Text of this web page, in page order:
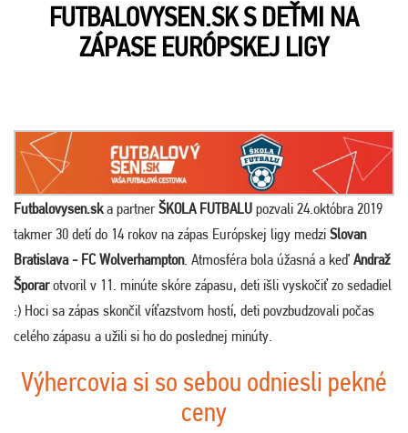
FUTBALOVYSEN.SK S DEŤMI NA
ZÁPASE EURÓPSKEJ LIGY
Futbalovysen.ska partner ŠKOLA FUTBALU pozvali 24.októbra 2019
takmer 30 detí do 14 rokov na zápas Európskej ligy medzi Slovan
Bratislava - FC Wolverhampton. Atmosféra bola úžasná a keď Andraž
Šporarotvoril v 11. minúte skóre zápasu, deti išli vyskočiť zo sedadiel
:) Hoci sa zápas skončil víťazstvom hostí, deti povzbudzovali počas
celého zápasu a užili si ho do poslednej minúty.
Výhercovia si so sebou odniesli pekné
ceny